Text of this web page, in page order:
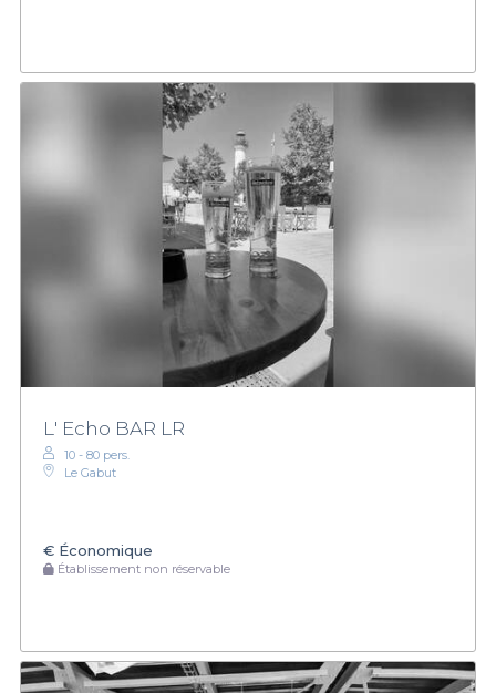
L' Echo BAR LR
10 - 80 pers.
Le Gabut
€ Économique
Établissement non réservable